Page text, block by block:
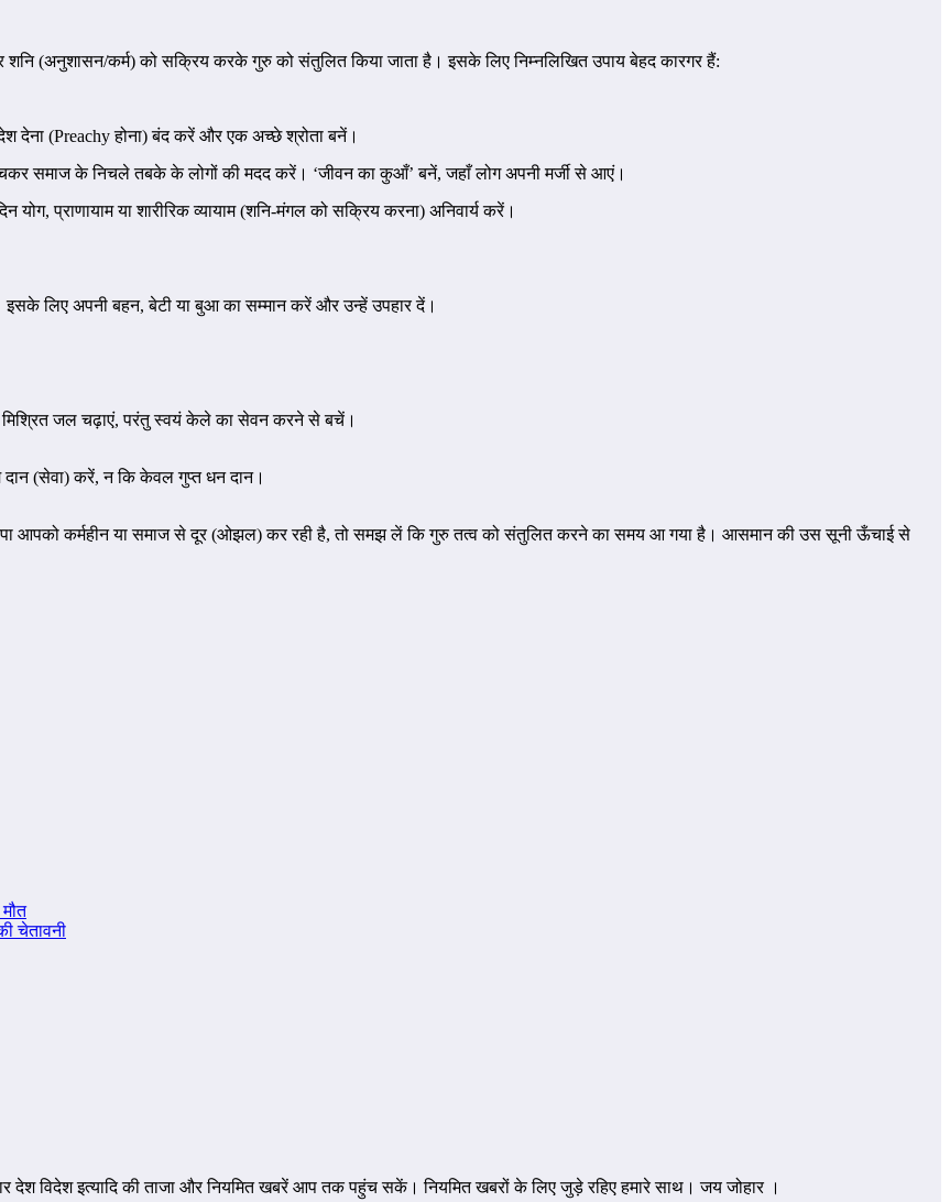
(अनुशासन/कर्म) को सक्रिय करके गुरु को संतुलित किया जाता है। इसके लिए निम्नलिखित उपाय बेहद कारगर हैं:
देना (Preachy होना) बंद करें और एक अच्छे श्रोता बनें।
समाज के निचले तबके के लोगों की मदद करें। ‘जीवन का कुआँ’ बनें, जहाँ लोग अपनी मर्जी से आएं।
प्राणायाम या शारीरिक व्यायाम (शनि-मंगल को सक्रिय करना) अनिवार्य करें।
लिए अपनी बहन, बेटी या बुआ का सम्मान करें और उन्हें उपहार दें।
मिश्रित जल चढ़ाएं, परंतु स्वयं केले का सेवन करने से बचें।
दान (सेवा) करें, न कि केवल गुप्त धन दान।
आपको कर्महीन या समाज से दूर (ओझल) कर रही है, तो समझ लें कि गुरु तत्व को संतुलित करने का समय आ गया है। आसमान की उस सूनी ऊँचाई से
चेतावनी
देश विदेश इत्यादि की ताजा और नियमित खबरें आप तक पहुंच सकें। नियमित खबरों के लिए जुड़े रहिए हमारे साथ। जय जोहार ।